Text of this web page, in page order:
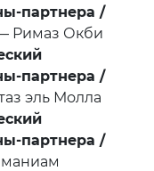
партнера /
Римаз Окби
партнера /
эль Молла
партнера /